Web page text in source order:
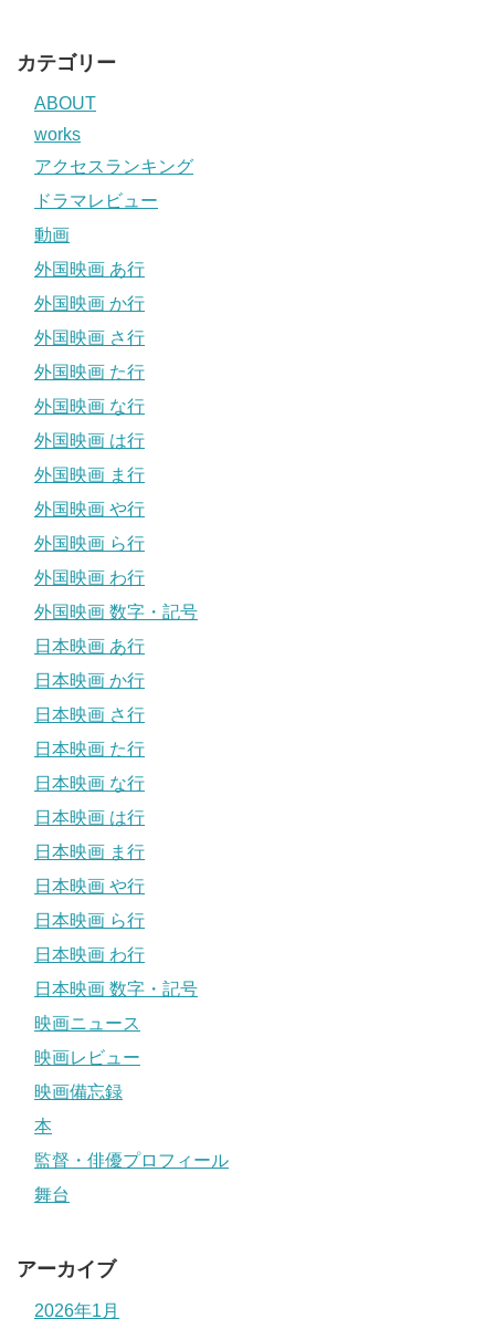
カテゴリー
ABOUT
works
アクセスランキング
ドラマレビュー
動画
外国映画 あ行
外国映画 か行
外国映画 さ行
外国映画 た行
外国映画 な行
外国映画 は行
外国映画 ま行
外国映画 や行
外国映画 ら行
外国映画 わ行
外国映画 数字・記号
日本映画 あ行
日本映画 か行
日本映画 さ行
日本映画 た行
日本映画 な行
日本映画 は行
日本映画 ま行
日本映画 や行
日本映画 ら行
日本映画 わ行
日本映画 数字・記号
映画ニュース
映画レビュー
映画備忘録
本
監督・俳優プロフィール
舞台
アーカイブ
2026年1月